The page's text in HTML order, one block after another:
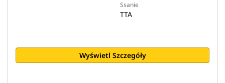
Ssanie
TTA
Wyświetl Szczegóły